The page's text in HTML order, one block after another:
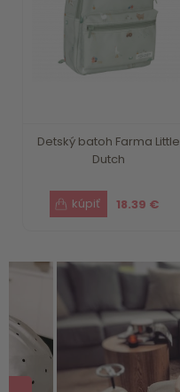
Detský batoh Farma Little
Dutch
18.39 €